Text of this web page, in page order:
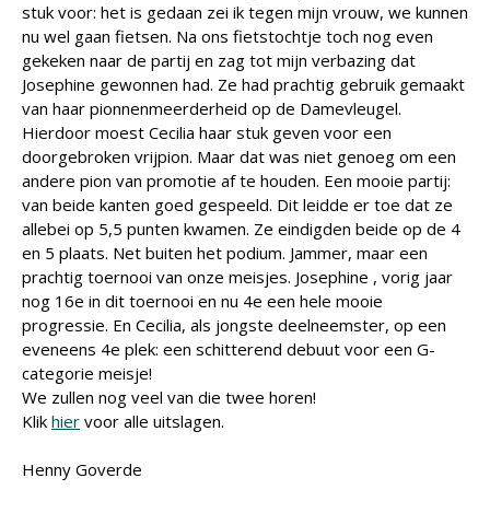
stuk voor: het is gedaan zei ik tegen mijn vrouw, we kunnen
nu wel gaan fietsen. Na ons fietstochtje toch nog even
gekeken naar de partij en zag tot mijn verbazing dat
Josephine gewonnen had. Ze had prachtig gebruik gemaakt
van haar pionnenmeerderheid op de Damevleugel.
Hierdoor moest Cecilia haar stuk geven voor een
doorgebroken vrijpion. Maar dat was niet genoeg om een
andere pion van promotie af te houden. Een mooie partij:
van beide kanten goed gespeeld. Dit leidde er toe dat ze
allebei op 5,5 punten kwamen. Ze eindigden beide op de 4
en 5 plaats. Net buiten het podium. Jammer, maar een
prachtig toernooi van onze meisjes. Josephine , vorig jaar
nog 16e in dit toernooi en nu 4e een hele mooie
progressie. En Cecilia, als jongste deelneemster, op een
eveneens 4e plek: een schitterend debuut voor een G-
categorie meisje!
We zullen nog veel van die twee horen!
Klik hier voor alle uitslagen.
Henny Goverde